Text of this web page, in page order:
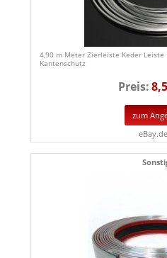
4,90 m Meter Zierleiste Keder Leiste
Kantenschutz
Preis:
zum